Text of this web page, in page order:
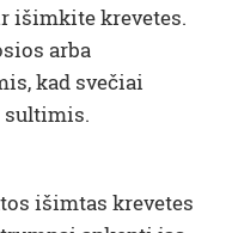
išimkite krevetes.
arba
kad svečiai
sultimis.
išimtas krevetes